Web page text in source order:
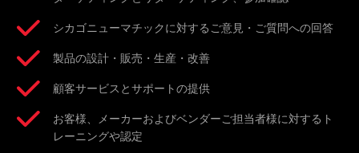
シカゴニューマチックに対するご意見・ご質問への回答
製品の設計・販売・生産・改善
顧客サービスとサポートの提供
お客様、メーカーおよびベンダーご担当者様に対するト
レーニングや認定